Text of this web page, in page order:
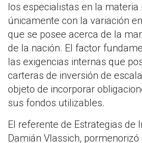
los especialistas en la materia
únicamente con la variación
que se posee acerca de la
de la nación. El factor
las exigencias internas que
carteras de inversión de
objeto de incorporar
sus fondos utilizables.
El referente de Estrategias de
Damián Vlassich,